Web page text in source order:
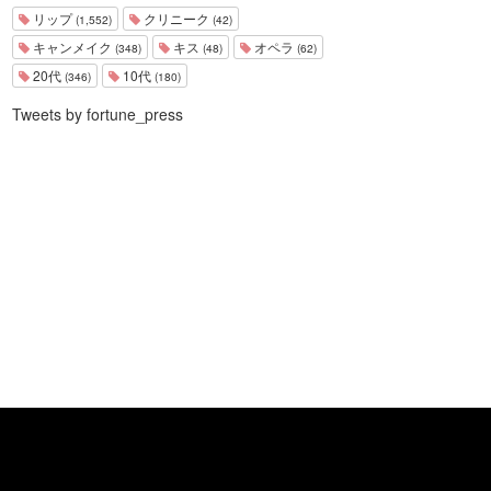
リップ(1,552) クリニーク (42)
キャンメイク (348) キス (48) オペラ (62)
20代 (346) 10代 (180)
Tweets by fortune_press